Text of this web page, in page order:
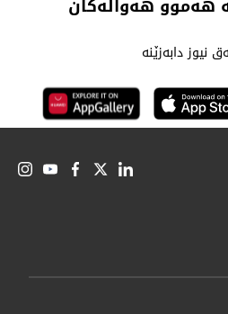
دابەزێنە